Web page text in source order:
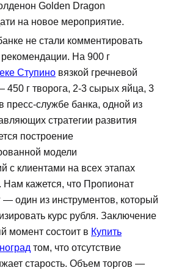
Golden Dragon
на новое мероприятие.
не стали комментировать
На 900 г
Ступино вязкой гречневой
450 г творога, 2-3 сырых яйца, 3
пресс-службе банка, одной из
стратегии развития
построение
модели
с клиентами на всех этапах
Нам кажется, что Пропионат
— один из инструментов, который
курс рубля. Заключение
момент состоит в Купить
том, что отсутствие
старость. Объем торгов —